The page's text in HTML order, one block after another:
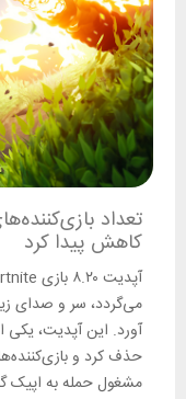
تعداد
کاهش پیدا کرد
می‌گردد، سر و صدای
آورد. این آپدیت، یکی
حذف کرد و
مشغول حمله به اپیک